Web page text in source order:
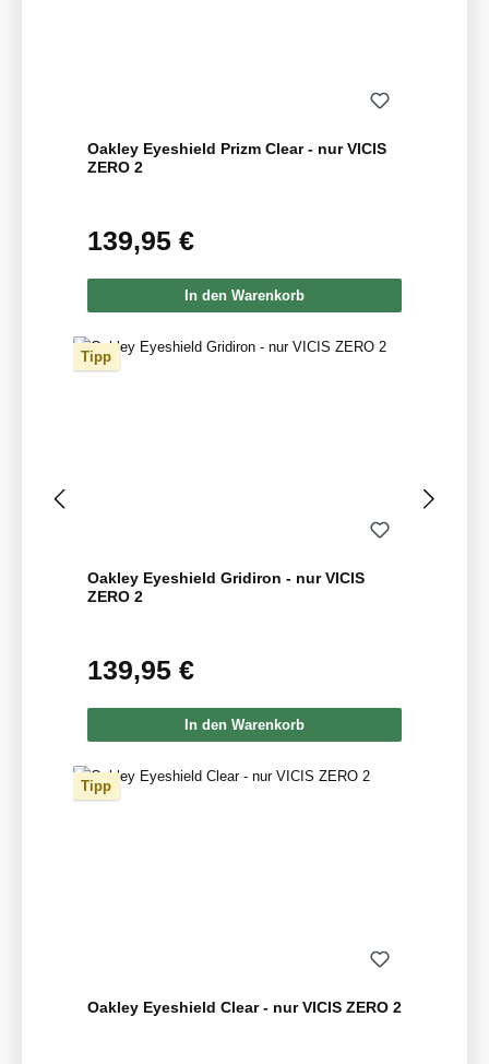
Oakley Eyeshield Prizm Clear - nur VICIS
ZERO 2
Regulärer Preis:
139,95 €
In den Warenkorb
Tipp
Oakley Eyeshield Gridiron - nur VICIS
ZERO 2
Regulärer Preis:
139,95 €
In den Warenkorb
Tipp
Oakley Eyeshield Clear - nur VICIS ZERO 2